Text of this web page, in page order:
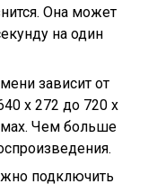
Она может
на один
зависит от
х 272 до 720 х
Чем больше
подключить